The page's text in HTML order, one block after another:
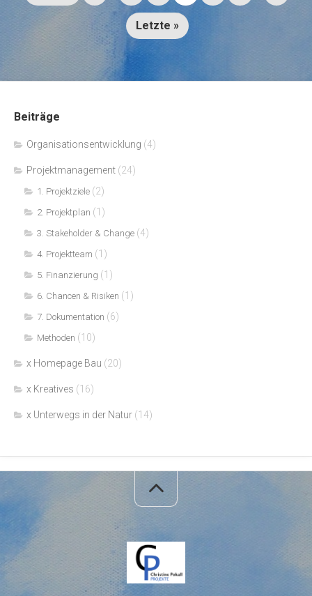
Letzte »
Beiträge
Organisationsentwicklung (4)
Projektmanagement (24)
1. Projektziele (2)
2. Projektplan (1)
3. Stakeholder & Change (4)
4. Projektteam (1)
5. Finanzierung (1)
6. Chancen & Risiken (1)
7. Dokumentation (6)
Methoden (10)
x Homepage Bau (20)
x Kreatives (16)
x Unterwegs in der Natur (14)